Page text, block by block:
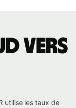
vers
utilise les taux de